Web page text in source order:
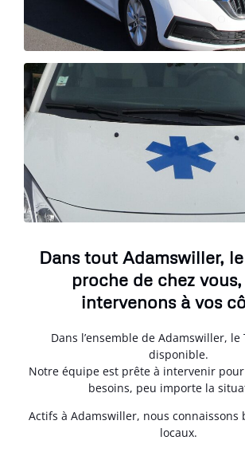
Dans tout Adamswiller,
proche de chez
intervenons à vos
Dans l’ensemble de Adamswiller, le
disponible.
Notre équipe est prête à intervenir
besoins, peu importe la
Actifs à Adamswiller, nous connaissons
locaux.